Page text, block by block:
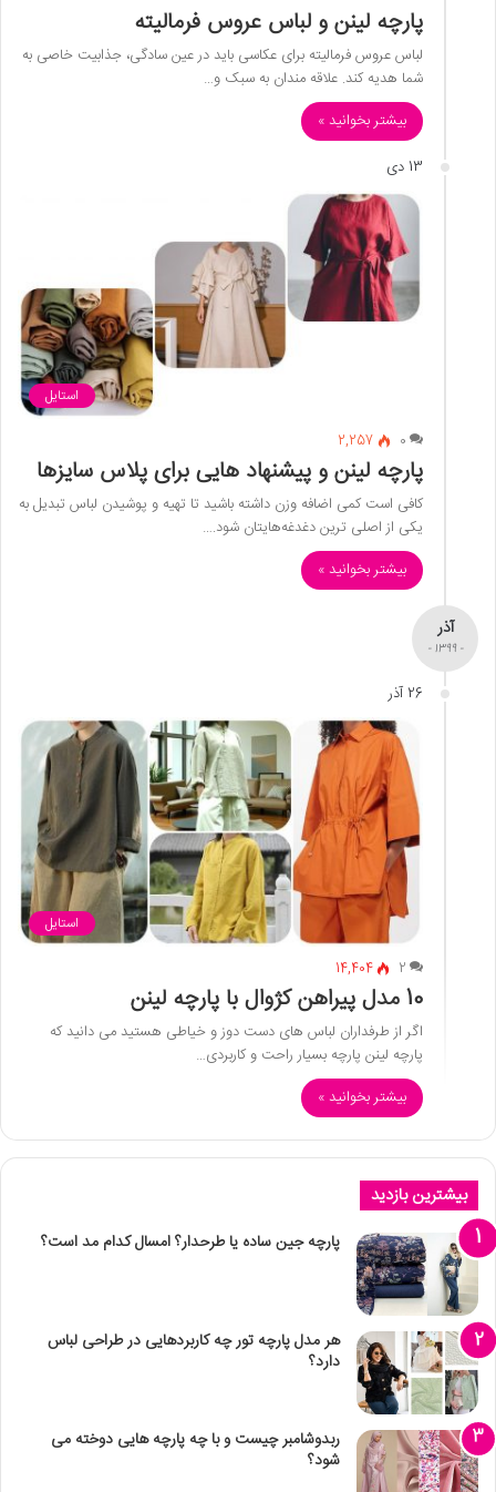
پارچه لینن و لباس عروس فرمالیته
لباس عروس فرمالیته برای عکاسی باید در عین سادگی، جذابیت خاصی به
شما هدیه کند. علاقه مندان به سبک و…
بیشتر بخوانید »
13 دی
استایل
0
2,257
پارچه لینن و پیشنهاد هایی برای پلاس سایزها
کافی است کمی اضافه وزن داشته باشید تا تهیه و پوشیدن لباس تبدیل به
یکی از اصلی ترین دغدغه‌هایتان شود.…
بیشتر بخوانید »
آذر
- 1399 -
26 آذر
استایل
2
14,404
10 مدل پیراهن کژوال با پارچه لینن
اگر از طرفداران لباس های دست دوز و خیاطی هستید می دانید که
پارچه لینن پارچه بسیار راحت و کاربردی…
بیشتر بخوانید »
بیشترین بازدید
پارچه جین ساده یا طرحدار؟ امسال کدام مد است؟
هر مدل پارچه تور چه کاربردهایی در طراحی لباس
دارد؟
ربدوشامبر چیست و با چه پارچه هایی دوخته می
شود؟